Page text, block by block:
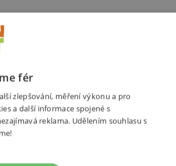
Potřebujete poradit?
fér
zlepšování, měření výkonu a pro
a další informace spojené s
reklama. Udělením souhlasu s